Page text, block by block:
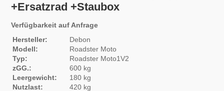
+Ersatzrad +Staubox
Verfügbarkeit auf Anfrage
Hersteller:
Debon
Modell:
Roadster Moto
Typ:
Roadster Moto1V2
zGG.:
600 kg
Leergewicht:
180 kg
Nutzlast:
420 kg